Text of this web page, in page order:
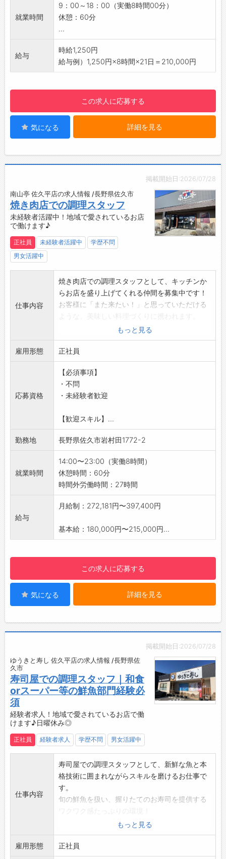
「料理は好きだけど厨房業務は初めて…」そん
な方も大歓迎です！
売店のジャム、パスタソース、ワインなどをお
得に購入できます◎
【働き方】
◆人気の日勤でプライベートも充実
◆立ち仕事メインで体を動かしながら働けます
◆シフト制／お休みの相談も可能です
☆
簡単申請！簡単受取！日払い即日払い対応！
☆----------------------------------------
☆
◆ご不明点はいつでもご相談ください！
即日対応!!フォロー体制もバッチリ
☆
◆職場見学可能！自分が働くイメージができま
す。
☆
就業時間
9：00～18：00（実働8時間00分）
休憩：60分
...
給与
時給1,250円
給与例）1,250円×8時間×21日＝210,000円
この求人に応募する
気になる 詳細を見る
掲載開始日:2026/07/28
南山亭 佐久平店の求人情報 /長野県佐久市
焼き肉店での調理スタッフ
未経験者活躍中！地域で愛されているお店
で働けます♪
正社員 未経験者活躍中
学歴不問
男女活躍中
仕事内容
焼き肉店での調理スタッフとして、キッチンか
らお店を盛り上げてくれる仲間を募集中です！
お客様に「また来たい！」と思っていただける
【具体的な業務内容】
・食材の仕込み
・段取り
・調理
・盛り付け
・食器類の洗浄、片付け、整理
・厨房内の清掃など
方にピッタリです◎
【おすすめポイント】
・業績好調な企業です！安心して長く働けま
【1日の業務の流れ】
14：00 出勤
14：30 開店準備
16：30 OPEN
24：00 退勤
を仕事にできます。
【研修制度・ステップアップ】
・高い調理技術や店舗運営のノウハウを身につ
けていくことができます。
もっと見る
雇用形態 正社員
応募資格
【必須事項】
・不問
・未経験者歓迎
【歓迎スキル】...
勤務地 長野県佐久市岩村田1772-2
就業時間
14:00〜23:00（実働8時間）
休憩時間：60分
時間外労働時間：27時間
給与
月給制：272,181円〜397,400円
基本給：180,000円〜215,000円...
この求人に応募する
気になる 詳細を見る
掲載開始日:2026/07/28
ゆうきと寿し 佐久平店の求人情報 /長野県佐
久市
寿司屋での調理スタッフ｜和食
orスーパー等の鮮魚部門経験必
須
経験者求人！地域で愛されているお店で働
けます♪日曜休み◎
正社員 経験者求人 学歴不問 男女活躍中
仕事内容
寿司屋での調理スタッフとして、新鮮な魚と本
格技術に囲まれながらスキルを磨けるお仕事で
す。
旬の鮮魚を扱い、握りたてのお寿司を提供する
【具体的な業務内容】
・寿しのにぎり、魚のおろし、その他天ぷら調
理等
・食器類の洗浄、片付け、整理
もっと見る
雇用形態 正社員